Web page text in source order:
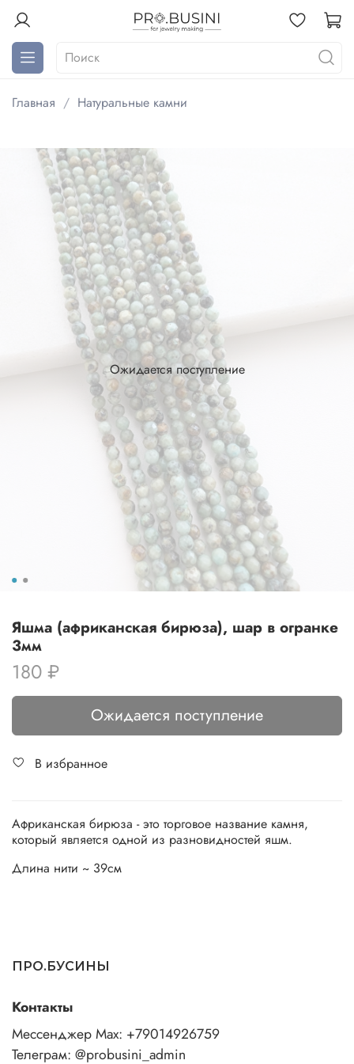
Главная Натуральные камни
Ожидается поступление
Яшма (африканская бирюза), шар в огранке
3мм
180 ₽
Ожидается поступление
В избранное
Африканская бирюза - это торговое название камня,
который является одной из разновидностей яшм.
Длина нити ~ 39см
ПРО.БУСИНЫ
Контакты
Мессенджер Max: +79014926759
Телеграм: @probusini_admin